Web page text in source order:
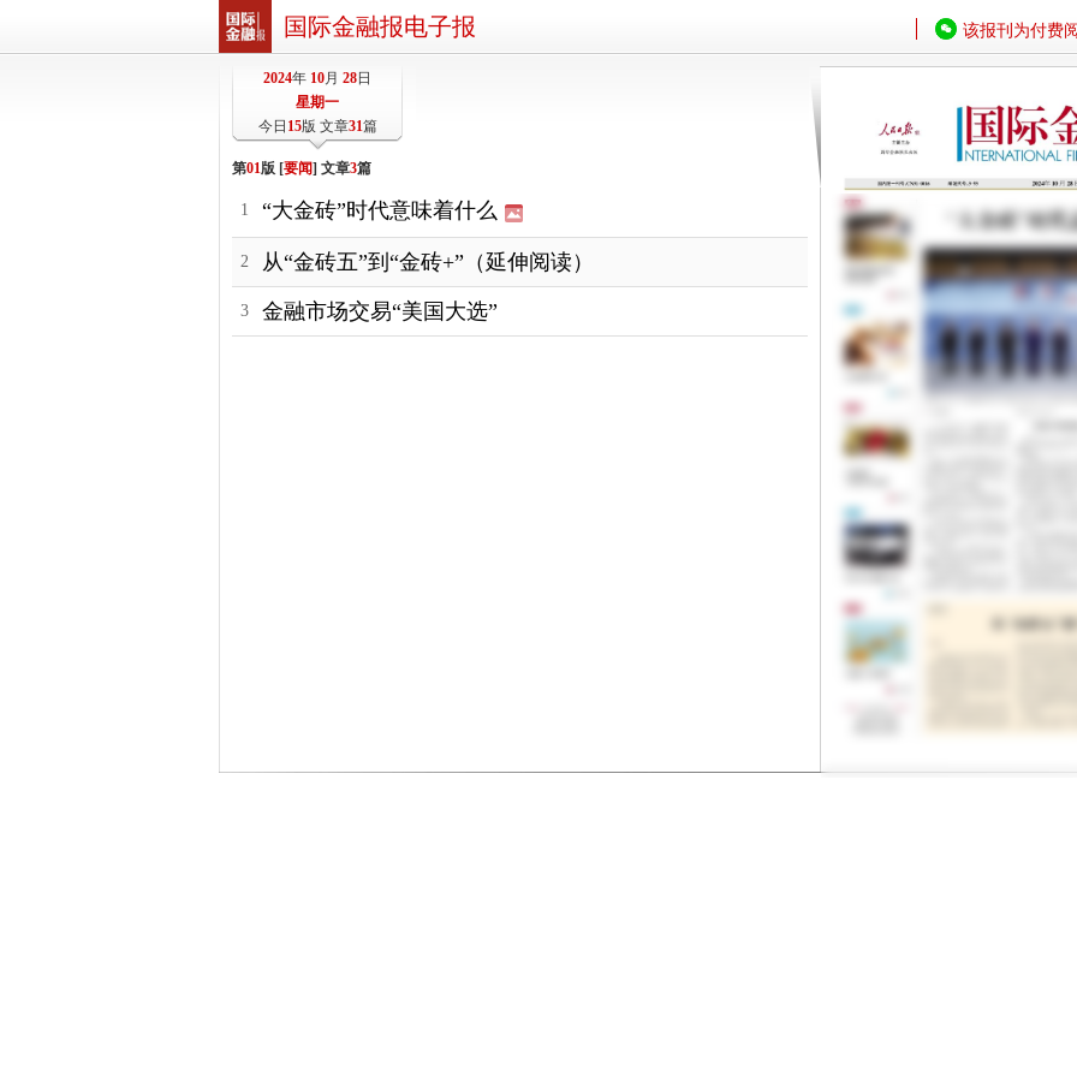
国际金融报电子报 该报刊为付费
2024年 10月 28日
星期一
今日 15版 文章31篇
第01版 [要闻] 文章3篇
1 “大金砖”时代意味着什么
2 从“金砖五”到“金砖+”（延伸阅读）
3 金融市场交易“美国大选”